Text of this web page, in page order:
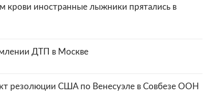
крови иностранные лыжники прятались в
ДТП в Москве
резолюции США по Венесуэле в Совбезе ООН